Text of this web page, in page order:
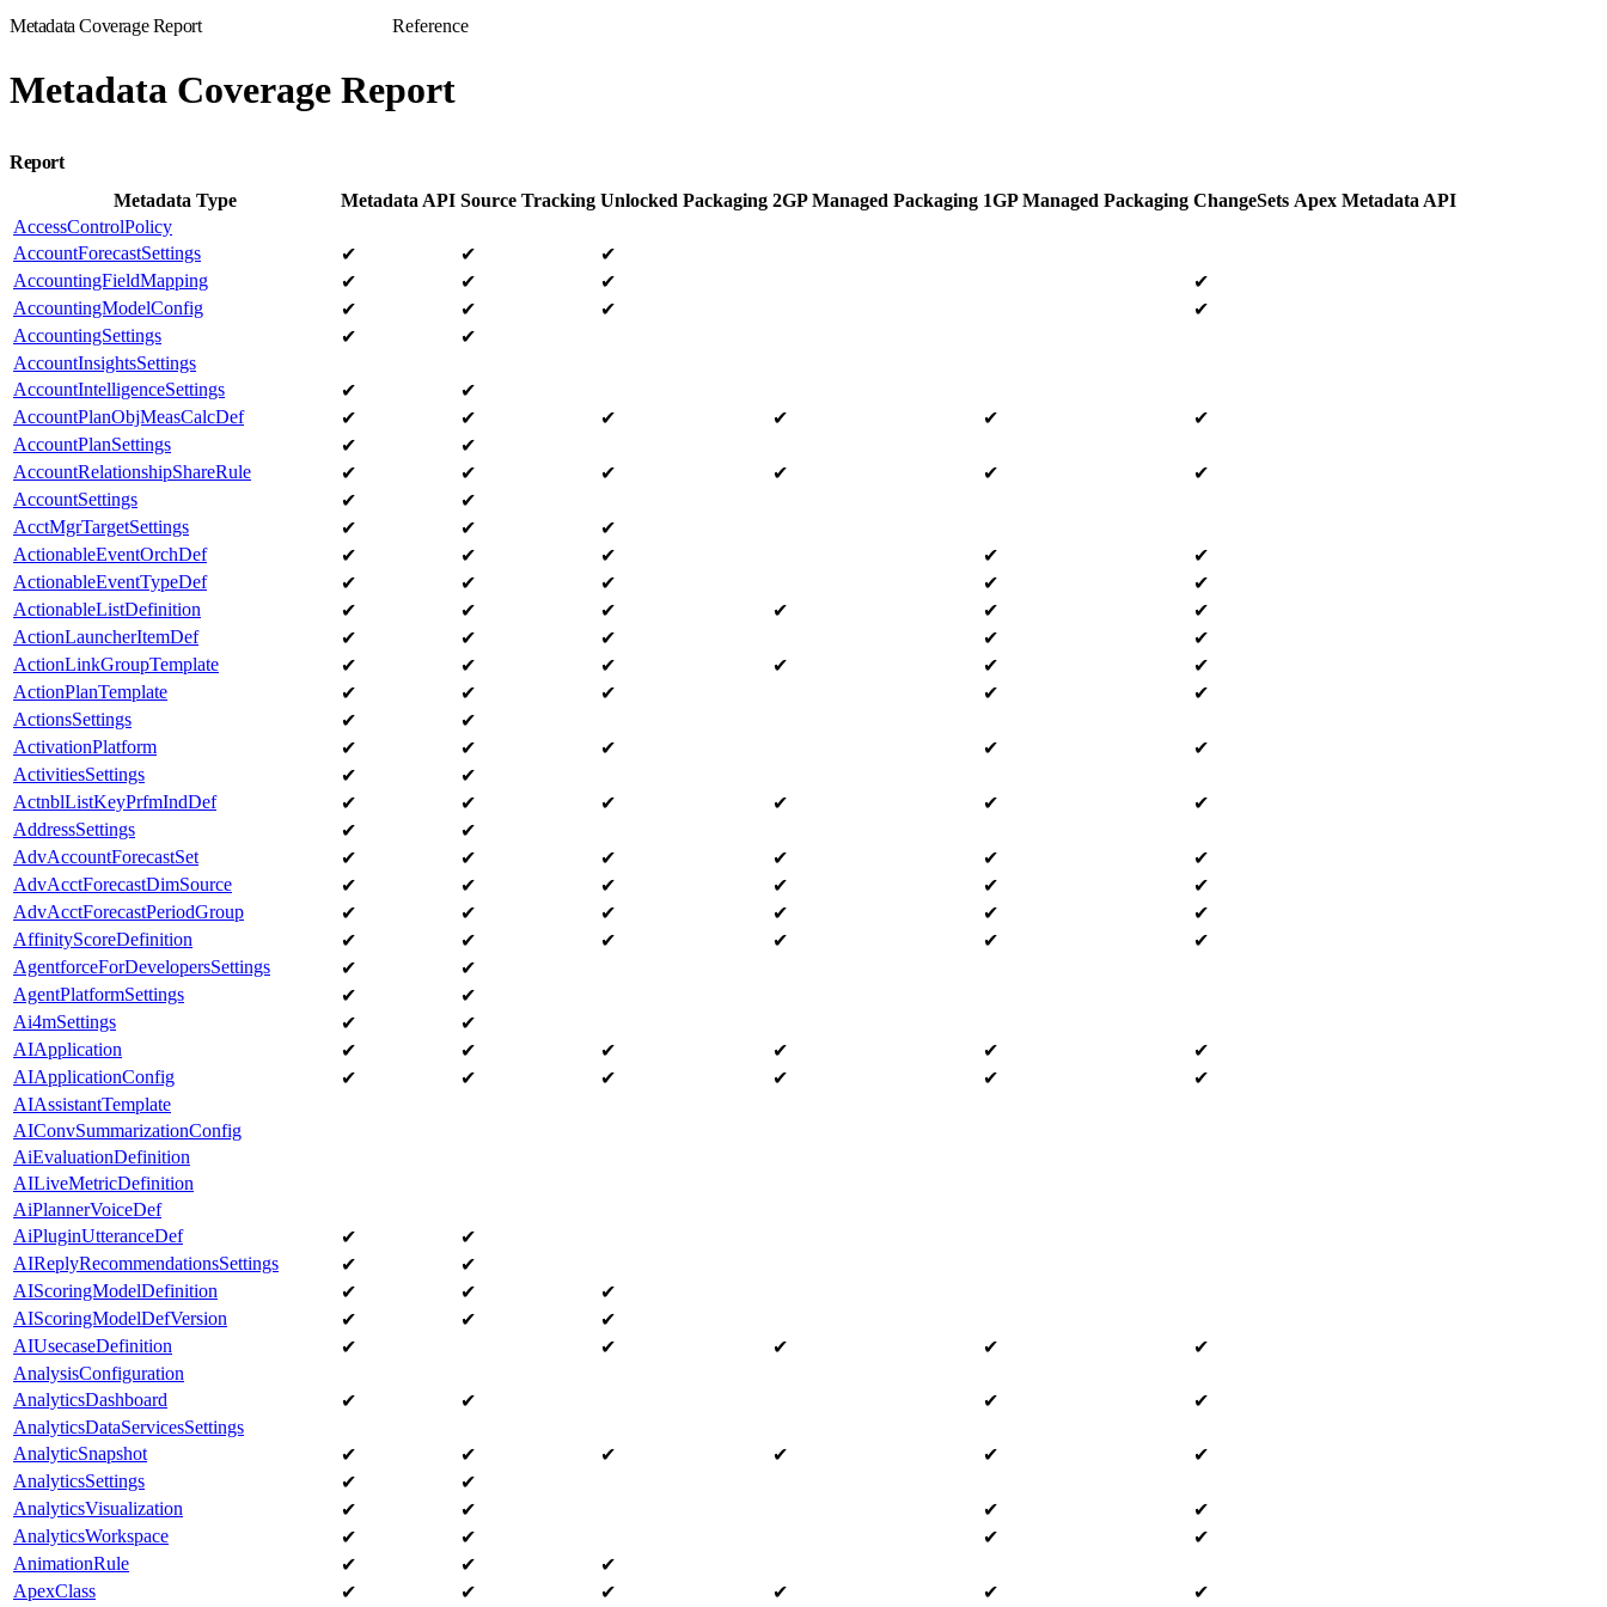
Metadata Coverage Report Reference
Metadata Coverage Report
Report
Metadata Type
Metadata API Source Tracking Unlocked Packaging 2GP Managed Packaging 1GP Managed Packaging ChangeSets Apex Metadata API
AccessControlPolicy
AccountForecastSettings
✔ ✔
✔
AccountingFieldMapping
✔ ✔ ✔
✔
AccountingModelConfig
✔ ✔ ✔
✔
AccountingSettings
✔
✔
AccountInsightsSettings
AccountIntelligenceSettings
✔
✔
AccountPlanObjMeasCalcDef
✔ ✔ ✔ ✔ ✔
✔
AccountPlanSettings
✔
✔
AccountRelationshipShareRule
✔ ✔ ✔ ✔ ✔
✔
AccountSettings
✔
✔
AcctMgrTargetSettings
✔ ✔
✔
ActionableEventOrchDef
✔ ✔ ✔ ✔
✔
ActionableEventTypeDef
✔ ✔ ✔ ✔
✔
ActionableListDefinition
✔ ✔ ✔ ✔ ✔
✔
ActionLauncherItemDef
✔ ✔ ✔ ✔
✔
ActionLinkGroupTemplate
✔ ✔ ✔ ✔ ✔
✔
ActionPlanTemplate
✔ ✔ ✔ ✔
✔
ActionsSettings
✔
✔
ActivationPlatform
✔ ✔ ✔ ✔
✔
ActivitiesSettings
✔
✔
ActnblListKeyPrfmIndDef
✔ ✔ ✔ ✔ ✔
✔
AddressSettings
✔
✔
AdvAccountForecastSet
✔ ✔ ✔ ✔ ✔
✔
AdvAcctForecastDimSource
✔ ✔ ✔ ✔ ✔
✔
AdvAcctForecastPeriodGroup
✔ ✔ ✔ ✔ ✔
✔
AffinityScoreDefinition
✔ ✔ ✔ ✔ ✔
✔
AgentforceForDevelopersSettings
✔
✔
AgentPlatformSettings
✔
✔
Ai4mSettings
✔
✔
AIApplication
✔ ✔ ✔ ✔ ✔
✔
AIApplicationConfig
✔ ✔ ✔ ✔ ✔
✔
AIAssistantTemplate
AIConvSummarizationConfig
AiEvaluationDefinition
AILiveMetricDefinition
AiPlannerVoiceDef
AiPluginUtteranceDef
✔
✔
AIReplyRecommendationsSettings
✔
✔
AIScoringModelDefinition
✔ ✔
✔
AIScoringModelDefVersion
✔ ✔
✔
AIUsecaseDefinition
✔ ✔ ✔ ✔
✔
AnalysisConfiguration
AnalyticsDashboard
✔ ✔ ✔
✔
AnalyticsDataServicesSettings
AnalyticSnapshot
✔ ✔ ✔ ✔ ✔
✔
AnalyticsSettings
✔
✔
AnalyticsVisualization
✔ ✔ ✔
✔
AnalyticsWorkspace
✔ ✔ ✔
✔
AnimationRule
✔ ✔
✔
ApexClass
✔ ✔ ✔ ✔ ✔
✔